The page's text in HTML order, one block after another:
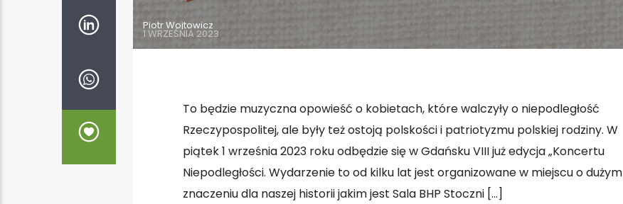
Piotr Wojtowicz
1 WRZEŚNIA 2023
To będzie muzyczna opowieść o kobietach, które walczyły o niepodległość
Rzeczypospolitej, ale były też ostoją polskości i patriotyzmu polskiej rodziny. W
piątek 1 września 2023 roku odbędzie się w Gdańsku VIII już edycja „Koncertu
Niepodległości. Wydarzenie to od kilku lat jest organizowane w miejscu o dużym
znaczeniu dla naszej historii jakim jest Sala BHP Stoczni […]